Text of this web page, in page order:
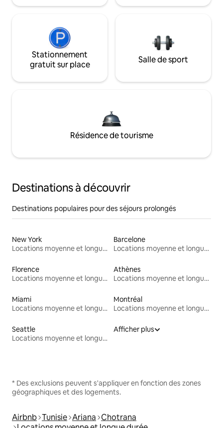
Stationnement
gratuit sur place
Salle de sport
Résidence de tourisme
Destinations à découvrir
Destinations populaires pour des séjours prolongés
New York
Locations moyenne et longue durée
Barcelone
Locations moyenne et longue durée
Florence
Locations moyenne et longue durée
Athènes
Locations moyenne et longue durée
Miami
Locations moyenne et longue durée
Montréal
Locations moyenne et longue durée
Seattle
Locations moyenne et longue durée
Afficher plus
* Des exclusions peuvent s'appliquer en fonction des zones
géographiques et des logements.
Airbnb Tunisie Ariana Chotrana